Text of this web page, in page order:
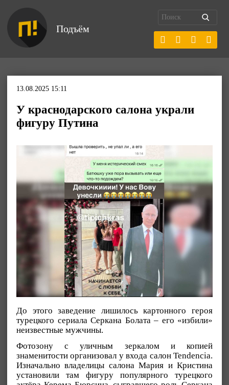
Подъём
13.08.2025 15:11
У краснодарского салона украли
фигуру Путина
До этого заведение лишилось картонного героя
турецкого сериала Серкана Болата – его «избили»
неизвестные мужчины.
Фотозону с уличным зеркалом и копией
знаменитости организовал у входа салон Tendencia.
Изначально владелицы салона Мария и Кристина
установили там фигуру популярного турецкого